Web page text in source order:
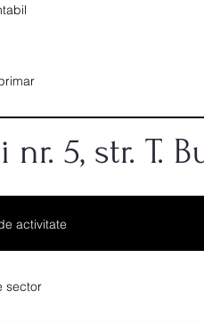
5, str. T.
activitate
sector